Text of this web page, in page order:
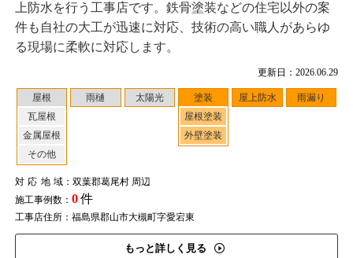
更新日：2026.06.29
屋根
瓦屋根
金属屋根
その他
雨樋 太陽光
塗装
屋根塗装
外壁塗装
屋上防水 雨漏り
対応地域：双葉郡葛尾村 周辺
施工事例数： 0件
工事店住所：福島県郡山市大槻町字愛宕東
もっと詳しく見る
上防水を行う工事店です。鉄骨塗装などの住宅以外の案
件も自社の大工が迅速に対応、技術の高い職人があらゆ
る現場に柔軟に対応します。